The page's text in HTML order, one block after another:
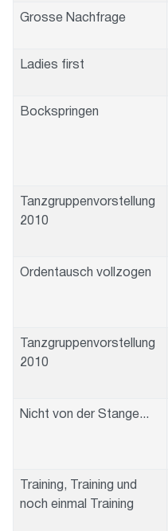
Grosse Nachfrage
Ladies first
Bockspringen
Tanzgruppenvorstellung
2010
Ordentausch vollzogen
Tanzgruppenvorstellung
2010
Nicht von der Stange...
Training, Training und
noch einmal Training